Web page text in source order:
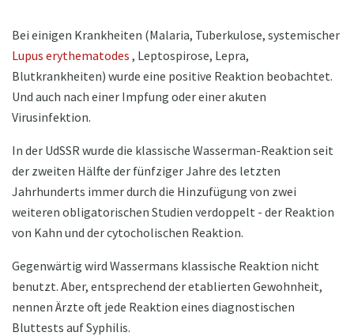
Bei einigen Krankheiten (Malaria, Tuberkulose, systemischer
Lupus erythematodes , Leptospirose, Lepra,
Blutkrankheiten) wurde eine positive Reaktion beobachtet.
Und auch nach einer Impfung oder einer akuten
Virusinfektion.
In der UdSSR wurde die klassische Wasserman-Reaktion seit
der zweiten Hälfte der fünfziger Jahre des letzten
Jahrhunderts immer durch die Hinzufügung von zwei
weiteren obligatorischen Studien verdoppelt - der Reaktion
von Kahn und der cytocholischen Reaktion.
Gegenwärtig wird Wassermans klassische Reaktion nicht
benutzt. Aber, entsprechend der etablierten Gewohnheit,
nennen Ärzte oft jede Reaktion eines diagnostischen
Bluttests auf Syphilis.